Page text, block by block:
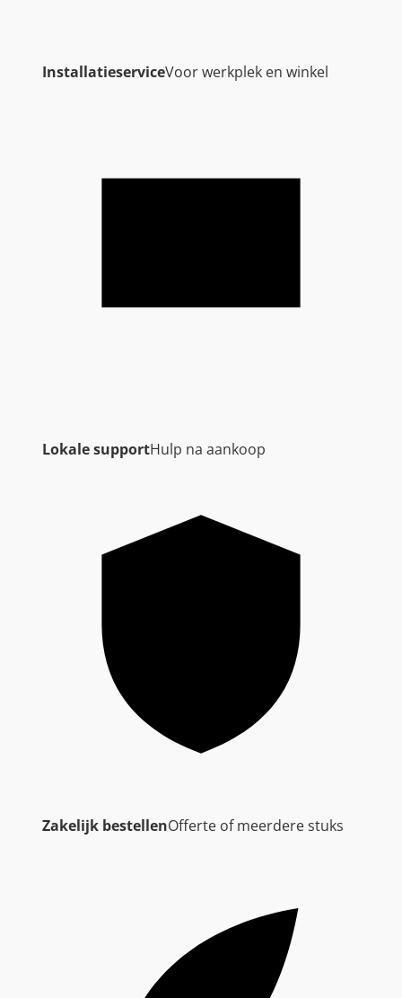
InstallatieserviceVoor werkplek en winkel
Lokale supportHulp na aankoop
Zakelijk bestellenOfferte of meerdere stuks